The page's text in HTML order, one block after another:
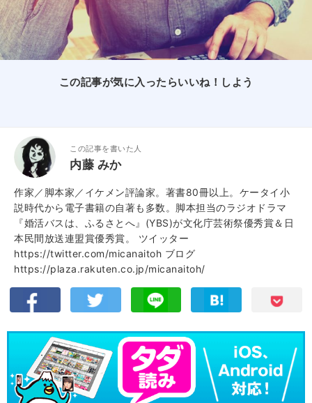
この記事が気に入ったらいいね！しよう
この記事を書いた人
内藤 みか
作家／脚本家／イケメン評論家。著書80冊以上。ケータイ小
説時代から電子書籍の自著も多数。脚本担当のラジオドラマ
『婚活バスは、ふるさとへ』(YBS)が文化庁芸術祭優秀賞＆日
本民間放送連盟賞優秀賞。 ツイッター
https://twitter.com/micanaitoh ブログ
https://plaza.rakuten.co.jp/micanaitoh/